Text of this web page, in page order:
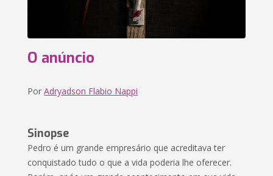
O anúncio
PorAdryadson Flabio Nappi
Sinopse
Pedro é um grande empresário que acreditava ter
conquistado tudo o que a vida poderia lhe oferecer.